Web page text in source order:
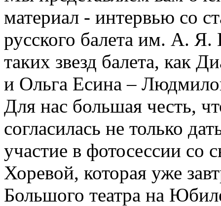
материал - интервью со
русского балета им. А. Я.
таких звезд балета, как
и Ольга Есина –
Для нас большая честь,
согласилась не только
участие в фотосессии со
Хоревой, которая уже
Большого театра на